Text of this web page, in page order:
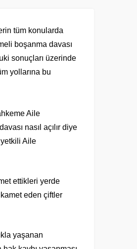
tüm konularda
boşanma davası
sonuçları üzerinde
yollarına bu
Aile
nasıl açılır diye
Aile
ettikleri yerde
eden çiftler
Cevap Yaz